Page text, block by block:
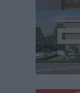
πριν 4
Άρης
Αθλητικά• πριν 4 ώρες
Φοίβος: Η